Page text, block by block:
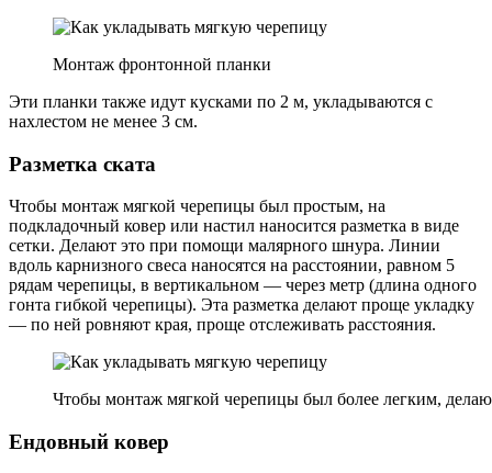
Монтаж фронтонной планки
Эти планки также идут кусками по 2 м, укладываются с
нахлестом не менее 3 см.
Разметка ската
Чтобы монтаж мягкой черепицы был простым, на
подкладочный ковер или настил наносится разметка в виде
сетки. Делают это при помощи малярного шнура. Линии
вдоль карнизного свеса наносятся на расстоянии, равном 5
рядам черепицы, в вертикальном — через метр (длина одного
гонта гибкой черепицы). Эта разметка делают проще укладку
— по ней ровняют края, проще отслеживать расстояния.
Чтобы монтаж мягкой черепицы был более легким,
Ендовный ковер